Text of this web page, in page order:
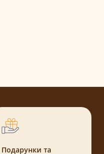
Подарунки та